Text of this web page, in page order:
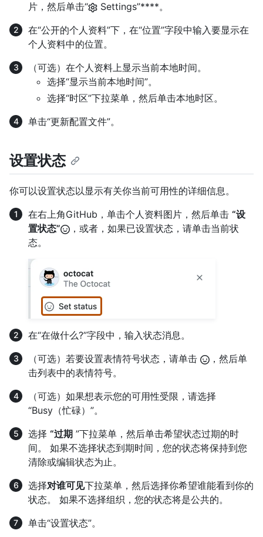
片，然后单击“
Settings”****。
在“公开的个人资料”下，在“位置”字段中输入要显示在
个人资料中的位置。
（可选）在个人资料上显示当前本地时间。
选择“显示当前本地时间”。
选择“时区”下拉菜单，然后单击本地时区。
单击“更新配置文件”。
设置状态
你可以设置状态以显示有关你当前可用性的详细信息。
在右上角GitHub，单击个人资料图片，然后单击 “设
置状态”
，或者，如果已设置状态，请单击当前状
态。
在“在做什么?”字段中，输入状态消息。
（可选）若要设置表情符号状态，请单击
，然后单
击列表中的表情符号。
（可选）如果想表示您的可用性受限，请选择
“Busy（忙碌）”。
选择 “过期 ”下拉菜单，然后单击希望状态过期的时
间。 如果不选择状态到期时间，您的状态将保持到您
清除或编辑状态为止。
选择对谁可见下拉菜单，然后选择你希望谁能看到你的
状态。 如果不选择组织，您的状态将是公共的。
单击“设置状态”。